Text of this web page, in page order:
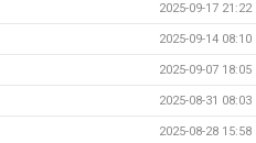
2025-09-17 21:22
2025-09-14 08:10
2025-09-07 18:05
2025-08-31 08:03
2025-08-28 15:58